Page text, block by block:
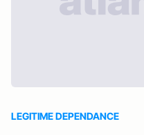
LEGITIME DEPENDANCE